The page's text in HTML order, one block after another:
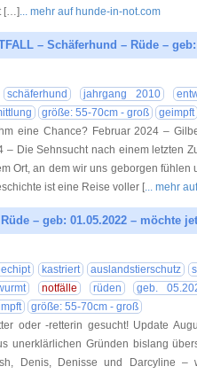
[…]... mehr auf hunde-in-not.com
– Schäferhund – Rüde –
schäferhund jahrgang 2010
größe: 55-70cm - groß
geimpft
eine Chance? Februar 2024 –
– Die Sehnsucht nach einem letzten
Ort, an dem wir uns geborgen
ist eine Reise voller [... mehr
– geb: 01.05.2022 – möchte
kastriert auslandstierschutz
notfälle rüden
geb.
größe: 55-70cm - groß
oder -retterin gesucht! Update
unerklärlichen Gründen bislang
Denis, Denisse und Darcyline –